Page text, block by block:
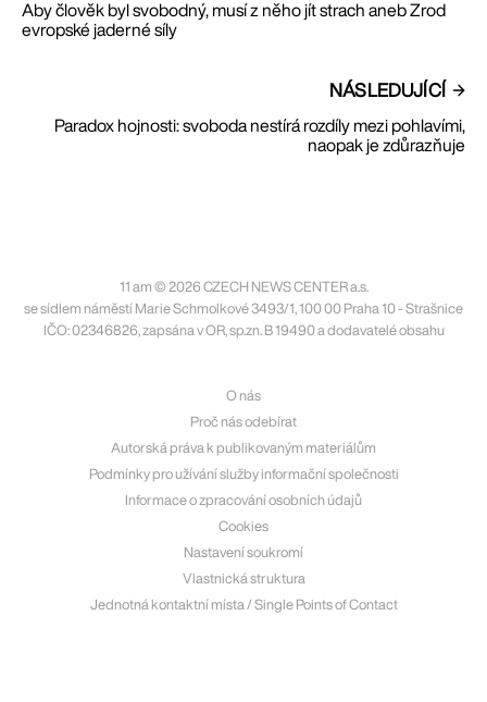
Aby člověk byl svobodný, musí z něho jít strach aneb Zrod
evropské jaderné síly
NÁSLEDUJÍCÍ
Paradox hojnosti: svoboda nestírá rozdíly mezi pohlavími,
naopak je zdůrazňuje
11 am © 2026 CZECH NEWS CENTER a.s.
se sídlem náměstí Marie Schmolkové 3493/1, 100 00 Praha 10 - Strašnice
IČO: 02346826, zapsána v OR, sp.zn. B 19490 a dodavatelé obsahu
O nás
Proč nás odebírat
Autorská práva k publikovaným materiálům
Podmínky pro užívání služby informační společnosti
Informace o zpracování osobních údajů
Cookies
Nastavení soukromí
Vlastnická struktura
Jednotná kontaktní místa / Single Points of Contact